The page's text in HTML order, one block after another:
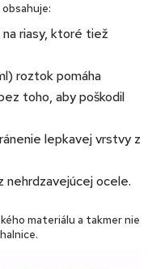
riasy, ktoré tiež
roztok pomáha
toho, aby poškodil
lepkavej vrstvy z
nehrdzavejúcej ocele.
materiálu a takmer nie